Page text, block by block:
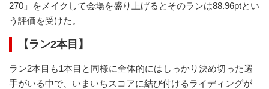
270」をメイクして会場を盛り上げるとそのランは88.96ptとい
う評価を受けた。
【ラン2本目】
ラン2本目も1本目と同様に全体的にはしっかり決め切った選
手がいる中で、いまいちスコアに結び付けるライディングが